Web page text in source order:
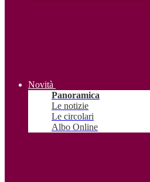
Novità
Panoramica
Le notizie
Le circolari
Albo Online